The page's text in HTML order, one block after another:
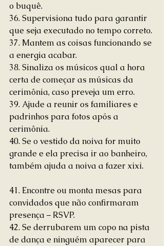
o buquê.
36. Supervisiona tudo para garantir
que seja executado no tempo correto.
37. Mantem as coisas funcionando se
a energia acabar.
38. Sinaliza os músicos qual a hora
certa de começar as músicas da
cerimônia, caso preveja um erro.
39. Ajude a reunir os familiares e
padrinhos para fotos após a
cerimônia.
40. Se o vestido da noiva for muito
grande e ela precisa ir ao banheiro,
também ajuda a noiva a fazer xixi.
41. Encontre ou monta mesas para
convidados que não confirmaram
presença – RSVP.
42. Se derrubarem um copo na pista
de dança e ninguém aparecer para